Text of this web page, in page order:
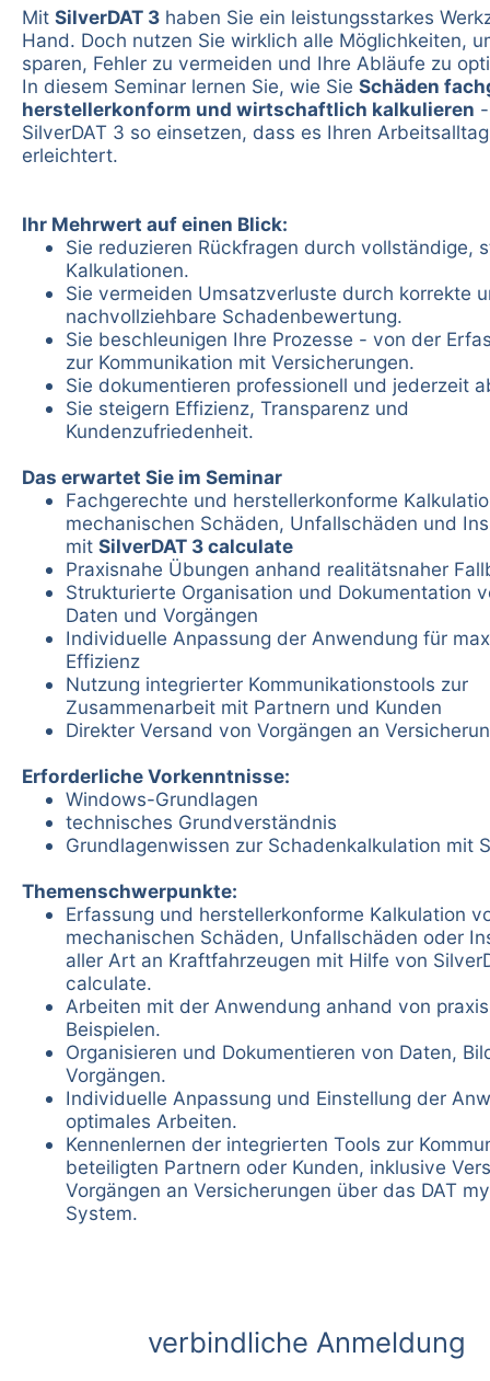
Mit SilverDAT 3 haben Sie ein leistungsstarkes
Hand. Doch nutzen Sie wirklich alle Möglichkeiten,
sparen, Fehler zu vermeiden und Ihre Abläufe zu
In diesem Seminar lernen Sie, wie Sie Schäden
herstellerkonform und wirtschaftlich kalkulieren
SilverDAT 3 so einsetzen, dass es Ihren
erleichtert.
Ihr Mehrwert auf einen Blick:
Sie reduzieren Rückfragen durch vollständige,
Kalkulationen.
Sie vermeiden Umsatzverluste durch korrekte
nachvollziehbare Schadenbewertung.
Sie beschleunigen Ihre Prozesse - von der
zur Kommunikation mit Versicherungen.
Sie dokumentieren professionell und jederzeit
Sie steigern Effizienz, Transparenz und
Kundenzufriedenheit.
Das erwartet Sie im Seminar
Fachgerechte und herstellerkonforme
mechanischen Schäden, Unfallschäden und
mit SilverDAT 3 calculate
Praxisnahe Übungen anhand realitätsnaher
Strukturierte Organisation und Dokumentation
Daten und Vorgängen
Individuelle Anpassung der Anwendung für
Effizienz
Nutzung integrierter Kommunikationstools zur
Zusammenarbeit mit Partnern und Kunden
Direkter Versand von Vorgängen an
Erforderliche Vorkenntnisse:
Windows-Grundlagen
technisches Grundverständnis
Grundlagenwissen zur Schadenkalkulation mit
Themenschwerpunkte:
Erfassung und herstellerkonforme Kalkulation
mechanischen Schäden, Unfallschäden oder
aller Art an Kraftfahrzeugen mit Hilfe von
calculate.
Arbeiten mit der Anwendung anhand von
Beispielen.
Organisieren und Dokumentieren von Daten,
Vorgängen.
Individuelle Anpassung und Einstellung der
optimales Arbeiten.
Kennenlernen der integrierten Tools zur
beteiligten Partnern oder Kunden, inklusive
Vorgängen an Versicherungen über das DAT
System.
verbindliche Anmeldung